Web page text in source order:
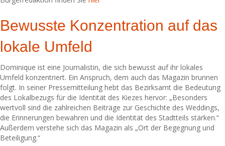
Bewusste Konzentration auf das
lokale Umfeld
Dominique ist eine Journalistin, die sich bewusst auf ihr lokales
Umfeld konzentriert. Ein Anspruch, dem auch das Magazin brunnen
folgt. In seiner Pressemitteilung hebt das Bezirksamt die Bedeutung
des Lokalbezugs für die Identität des Kiezes hervor: „Besonders
wertvoll sind die zahlreichen Beiträge zur Geschichte des Weddings,
die Erinnerungen bewahren und die Identität des Stadtteils stärken.“
Außerdem verstehe sich das Magazin als „Ort der Begegnung und
Beteiligung.“